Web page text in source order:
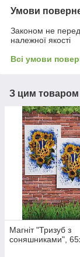
Умови
Законом не
належної якості
Всі умови
З цим
Магніт "Тризуб з
соняшниками",